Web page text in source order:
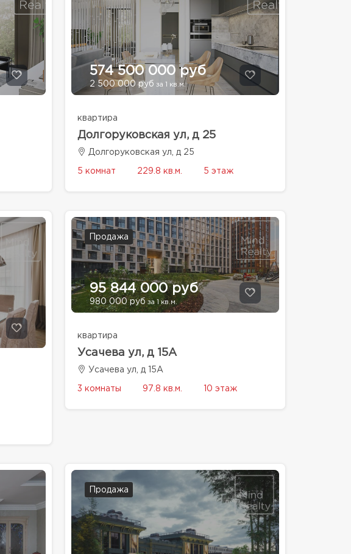
574 500 000 руб
2 500 000 руб за 1 кв.м.
квартира
Долгоруковская ул, д 25
Долгоруковская ул, д 25
5 комнат 229.8 кв.м. 5 этаж
Продажа
95 844 000 руб
980 000 руб за 1 кв.м.
квартира
Усачева ул, д 15А
Усачева ул, д 15А
3 комнаты 97.8 кв.м. 10 этаж
Продажа